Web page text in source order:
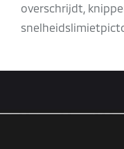
overschrijdt,